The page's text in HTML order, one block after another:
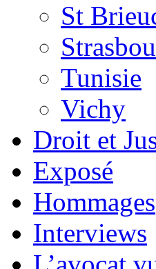
St
Tunisie
Vichy
Droit et
Exposé
Hommages
Interviews